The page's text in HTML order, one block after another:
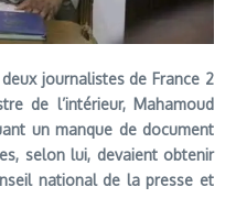
journalistes de France 2
de l’intérieur, Mahamoud
un manque de document
selon lui, devaient obtenir
national de la presse et